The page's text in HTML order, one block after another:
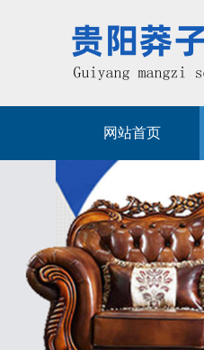
网站首页